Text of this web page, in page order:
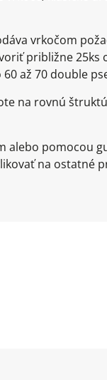
vrkočom
približne
až 70 double
na rovnú
pomocou
na ostatné